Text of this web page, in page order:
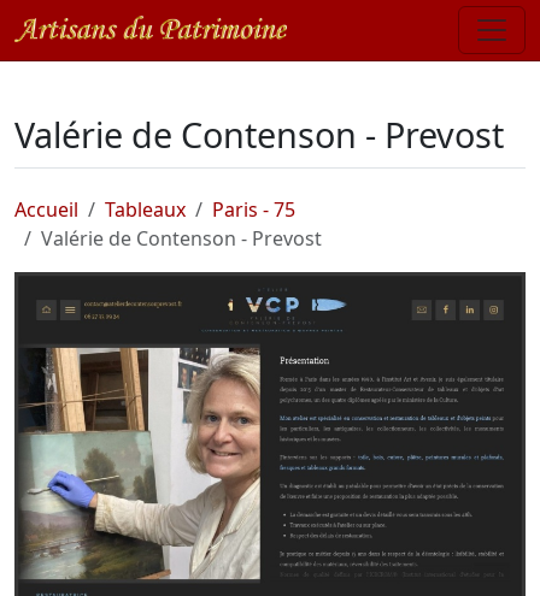
Valérie de Contenson - Prevost
Accueil Tableaux
Paris - 75
Valérie de Contenson - Prevost